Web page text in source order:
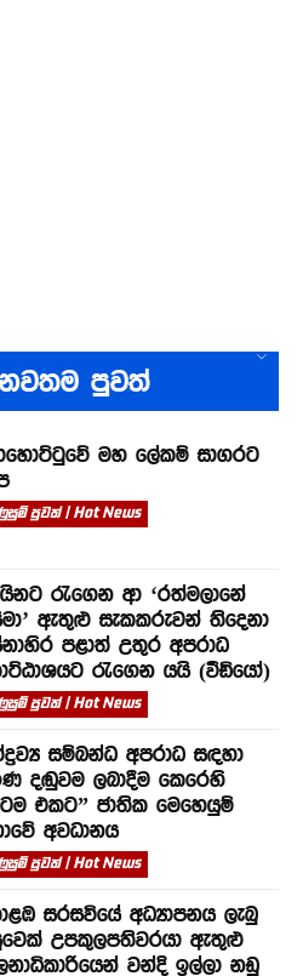
පුවත්
මහ ලේකම් සාගරට
පුවත් | Hot News
රැගෙන ආ ‘රත්මලානේ
ඇතුළු සැකකරුවන් තිදෙනා
පළාත් උතුර අපරාධ
රැගෙන යයි (වීඩියෝ)
පුවත් | Hot News
සම්බන්ධ අපරාධ සඳහා
දඬුවම ලබාදීම කෙරෙහි
එකට” ජාතික මෙහෙයුම්
අවධානය
පුවත් | Hot News
සරසවියේ අධ්‍යාපනය ලැබු
උපකුලපතිවරයා ඇතුළු
වන්දි ඉල්ලා නඩු